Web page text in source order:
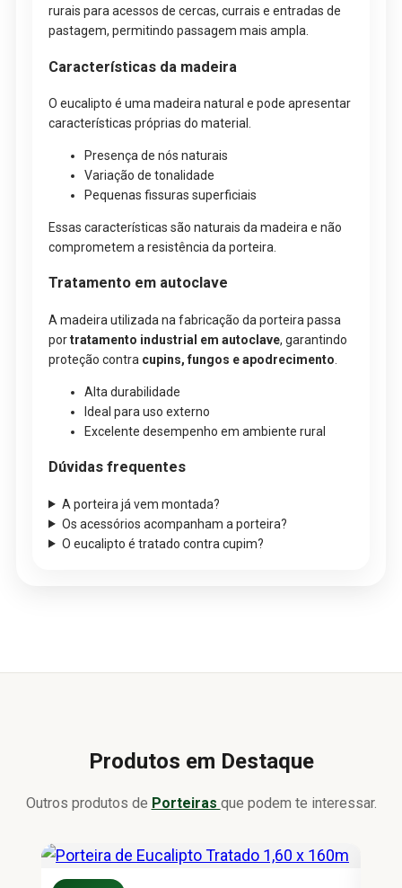
rurais para acessos de cercas, currais e entradas de
pastagem, permitindo passagem mais ampla.
Características da madeira
O eucalipto é uma madeira natural e pode apresentar
características próprias do material.
Presença de nós naturais
Variação de tonalidade
Pequenas fissuras superficiais
Essas características são naturais da madeira e não
comprometem a resistência da porteira.
Tratamento em autoclave
A madeira utilizada na fabricação da porteira passa
portratamento industrial em autoclave, garantindo
proteção contra cupins, fungos e apodrecimento
Alta durabilidade
Ideal para uso externo
Excelente desempenho em ambiente rural
Dúvidas frequentes
A porteira já vem montada?
Os acessórios acompanham a porteira?
O eucalipto é tratado contra cupim?
Produtos em Destaque
Outros produtos de Porteiras que podem te interessar.